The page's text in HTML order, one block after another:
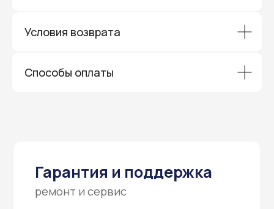
Условия возврата
Способы оплаты
Вам не придется отправлять оборудование
чтобы ваш бизнес работал без перебоев.